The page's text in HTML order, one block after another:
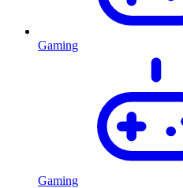
Gaming
Gaming